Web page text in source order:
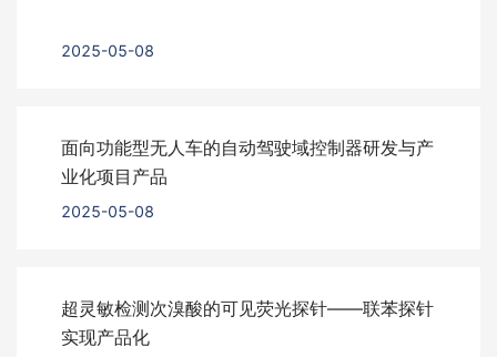
2025-05-08
面向功能型无人车的自动驾驶域控制器研发与产
业化项目产品
2025-05-08
超灵敏检测次溴酸的可见荧光探针——联苯探针
实现产品化